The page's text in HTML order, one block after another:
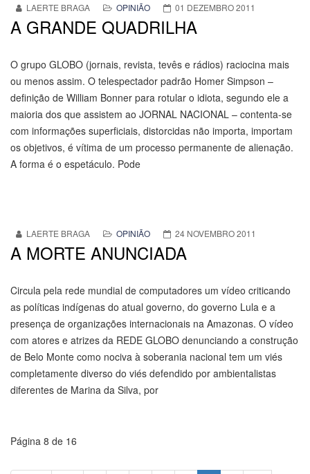
LAERTE BRAGA OPINIÃO 01 DEZEMBRO 2011
A GRANDE QUADRILHA
O grupo GLOBO (jornais, revista, tevês e rádios) raciocina mais
ou menos assim. O telespectador padrão Homer Simpson –
definição de William Bonner para rotular o idiota, segundo ele a
maioria dos que assistem ao JORNAL NACIONAL – contenta-se
com informações superficiais, distorcidas não importa, importam
os objetivos, é vítima de um processo permanente de alienação.
A forma é o espetáculo. Pode
LAERTE BRAGA OPINIÃO 24 NOVEMBRO 2011
A MORTE ANUNCIADA
Circula pela rede mundial de computadores um vídeo criticando
as políticas indígenas do atual governo, do governo Lula e a
presença de organizações internacionais na Amazonas. O vídeo
com atores e atrizes da REDE GLOBO denunciando a construção
de Belo Monte como nociva à soberania nacional tem um viés
completamente diverso do viés defendido por ambientalistas
diferentes de Marina da Silva, por
Página 8 de 16